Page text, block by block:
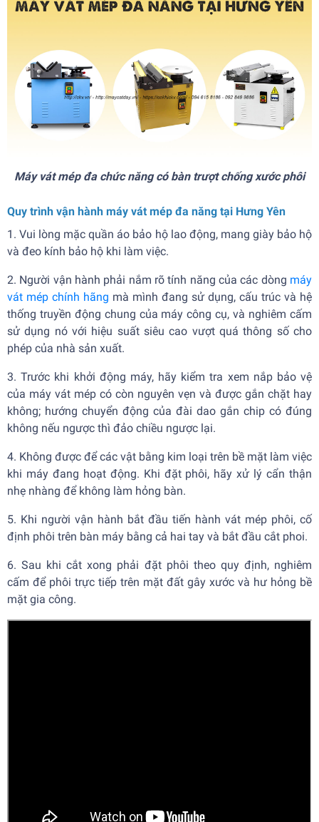
Máy vát mép đa chức năng có bàn trượt chống xước phôi
Quy trình vận hành máy vát mép đa năng tại Hưng Yên
1. Vui lòng mặc quần áo bảo hộ lao động, mang giày bảo hộ
và đeo kính bảo hộ khi làm việc.
2. Người vận hành phải nắm rõ tính năng của các dòng máy
vát mép chính hãng mà mình đang sử dụng, cấu trúc và hệ
thống truyền động chung của máy công cụ, và nghiêm cấm
sử dụng nó với hiệu suất siêu cao vượt quá thông số cho
phép của nhà sản xuất.
3. Trước khi khởi động máy, hãy kiểm tra xem nắp bảo vệ
của máy vát mép có còn nguyên vẹn và được gắn chặt hay
không; hướng chuyển động của đài dao gắn chip có đúng
không nếu ngược thì đảo chiều ngược lại.
4. Không được để các vật bằng kim loại trên bề mặt làm việc
khi máy đang hoạt động. Khi đặt phôi, hãy xử lý cẩn thận
nhẹ nhàng để không làm hỏng bàn.
5. Khi người vận hành bắt đầu tiến hành vát mép phôi, cố
định phôi trên bàn máy bằng cả hai tay và bắt đầu cắt phoi.
6. Sau khi cắt xong phải đặt phôi theo quy định, nghiêm
cấm để phôi trực tiếp trên mặt đất gây xước và hư hỏng bề
mặt gia công.